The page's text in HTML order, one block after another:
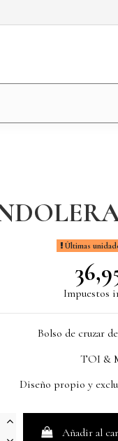
Últimas
Impuestos
Bolso de cruzar
TOI &
Diseño propio y
Añadir al